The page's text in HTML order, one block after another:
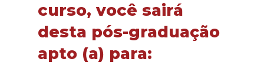
curso, você sairá
desta pós-graduação
apto (a) para: